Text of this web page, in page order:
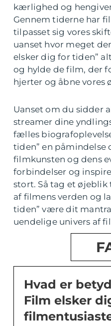
kærlighed og
Gennem tiderne har
tilpasset sig vores
uanset hvor meget
elsker dig for tiden”
og hylde de film, der
hjerter og åbne vores
Uanset om du sidder
streamer dine
fælles
tiden” en
filmkunsten og dens
forbindelser og
stort. Så tag et
af filmens verden og
tiden” være dit
uendelige univers af
Hvad er
Film elsker